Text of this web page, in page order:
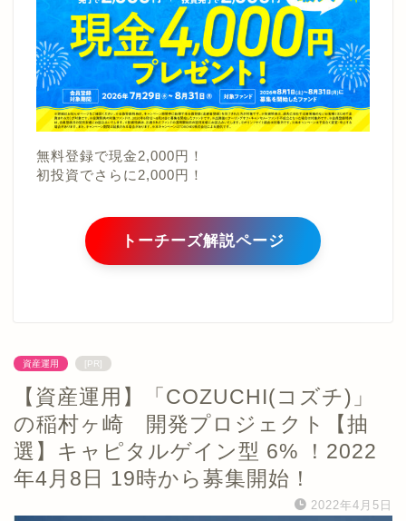
無料登録で現金2,000円！
初投資でさらに2,000円！
トーチーズ解説ページ
資産運用 [PR]
【資産運用】「COZUCHI(コズチ)」
の稲村ヶ崎 開発プロジェクト【抽
選】キャピタルゲイン型 6% ！2022
年4月8日 19時から募集開始！
2022年4月5日